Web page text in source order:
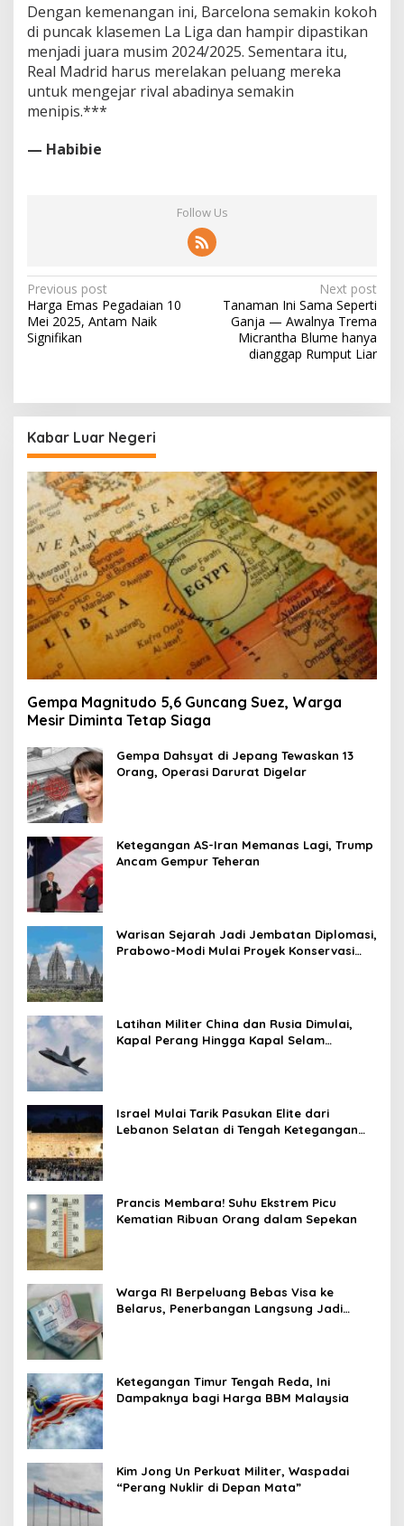
Dengan kemenangan ini, Barcelona semakin kokoh
di puncak klasemen La Liga dan hampir dipastikan
menjadi juara musim 2024/2025. Sementara itu,
Real Madrid harus merelakan peluang mereka
untuk mengejar rival abadinya semakin
menipis.***
— Habibie
Follow Us
Post
navigation
Previous post
Harga Emas Pegadaian 10
Mei 2025, Antam Naik
Signifikan
Next post
Tanaman Ini Sama Seperti
Ganja — Awalnya Trema
Micrantha Blume hanya
dianggap Rumput Liar
Kabar Luar Negeri
Gempa Magnitudo 5,6 Guncang Suez, Warga
Mesir Diminta Tetap Siaga
Gempa Dahsyat di Jepang Tewaskan 13
Orang, Operasi Darurat Digelar
Ketegangan AS-Iran Memanas Lagi, Trump
Ancam Gempur Teheran
Warisan Sejarah Jadi Jembatan Diplomasi,
Prabowo-Modi Mulai Proyek Konservasi
Latihan Militer China dan Rusia Dimulai,
Kapal Perang Hingga Kapal Selam
Israel Mulai Tarik Pasukan Elite dari
Lebanon Selatan di Tengah Ketegangan
Prancis Membara! Suhu Ekstrem Picu
Kematian Ribuan Orang dalam Sepekan
Warga RI Berpeluang Bebas Visa ke
Belarus, Penerbangan Langsung Jadi
Ketegangan Timur Tengah Reda, Ini
Dampaknya bagi Harga BBM Malaysia
Kim Jong Un Perkuat Militer, Waspadai
“Perang Nuklir di Depan Mata”